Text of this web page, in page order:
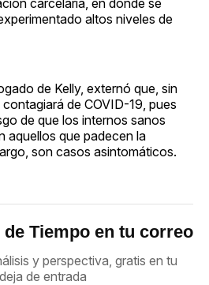
altos niveles de
de Kelly, externó que, sin
de COVID-19, pues
de que los internos sanos
aquellos que padecen la
son casos asintomáticos.
Tiempo en tu correo
y perspectiva, gratis en tu
de entrada